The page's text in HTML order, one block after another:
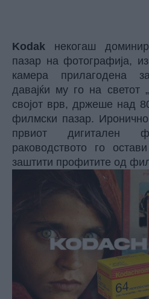
Kodak некогаш
пазар на фотографија,
камера прилагодена
давајќи му го на светот
својот врв, држеше над
филмски пазар.
првиот дигитален
раководството го
заштити профитите од